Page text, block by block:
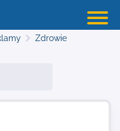
Zdrowie